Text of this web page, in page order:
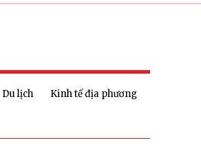
Du lịch
Kinh tế địa phương